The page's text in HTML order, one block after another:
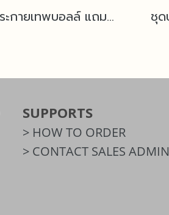
ชุดประกายเทพบอลล์ แถมฟรีน้ำมันนางฟ้า
SUPPORTS
> HOW TO ORDER
> CONTACT SALES ADMIN